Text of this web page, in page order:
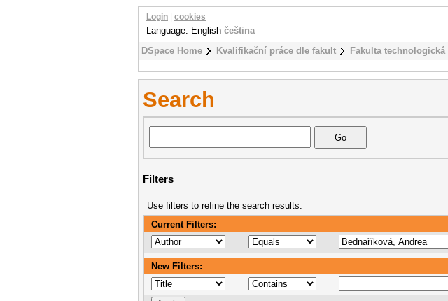
DSpace Home Kvalifikační práce dle fakult Fakulta technologická
Login cookies
Language: English čeština
Search
Filters
Use filters to refine the search results.
Current Filters:
New Filters: